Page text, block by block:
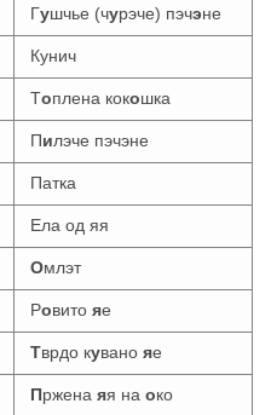
Гушчье (чурэче) пэчэне
Кунич
Топлена кокошка
Пилэче пэчэне
Патка
Ела од яя
Омлэт
Ровито яе
Тврдо кувано яе
Пржена яя на око